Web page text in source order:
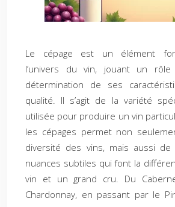
Le cépage est un élément
l’univers du vin, jouant un
détermination de ses
qualité. Il s’agit de la variété
utilisée pour produire un vin
les cépages permet non
diversité des vins, mais aussi de
nuances subtiles qui font la
vin et un grand cru. Du
Chardonnay, en passant par le